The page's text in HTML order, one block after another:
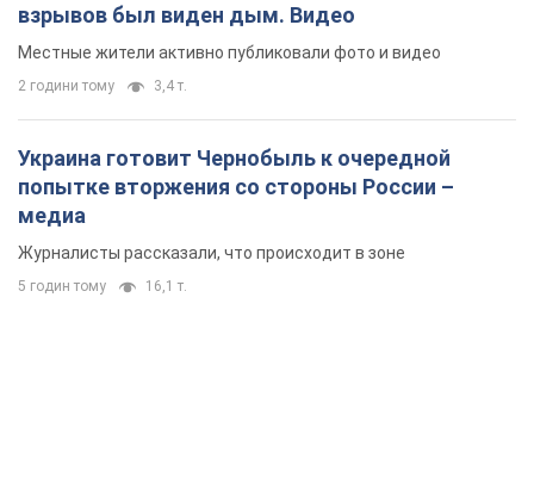
взрывов был виден дым. Видео
Местные жители активно публиковали фото и видео
2 години тому 3,4 т.
Украина готовит Чернобыль к очередной
попытке вторжения со стороны России –
медиа
Журналисты рассказали, что происходит в зоне
5 годин тому 16,1 т.